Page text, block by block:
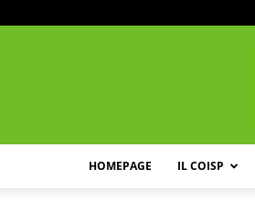
HOMEPAGE IL COISP